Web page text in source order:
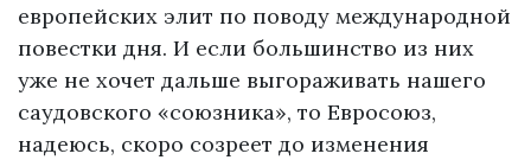
европейских элит по поводу международной
повестки дня. И если большинство из них
уже не хочет дальше выгораживать нашего
саудовского «союзника», то Евросоюз,
надеюсь, скоро созреет до изменения